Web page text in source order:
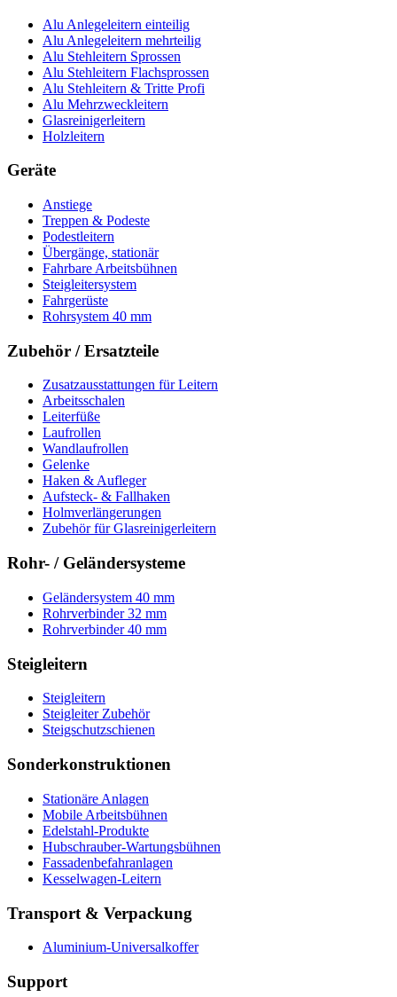
Alu Anlegeleitern einteilig
Alu Anlegeleitern mehrteilig
Alu Stehleitern Sprossen
Alu Stehleitern Flachsprossen
Alu Stehleitern & Tritte Profi
Alu Mehrzweckleitern
Glasreinigerleitern
Holzleitern
Geräte
Anstiege
Treppen & Podeste
Podestleitern
Übergänge, stationär
Fahrbare Arbeitsbühnen
Steigleitersystem
Fahrgerüste
Rohrsystem 40 mm
Zubehör / Ersatzteile
Zusatzausstattungen für Leitern
Arbeitsschalen
Leiterfüße
Laufrollen
Wandlaufrollen
Gelenke
Haken & Aufleger
Aufsteck- & Fallhaken
Holmverlängerungen
Zubehör für Glasreinigerleitern
Rohr- / Geländersysteme
Geländersystem 40 mm
Rohrverbinder 32 mm
Rohrverbinder 40 mm
Steigleitern
Steigleitern
Steigleiter Zubehör
Steigschutzschienen
Sonderkonstruktionen
Stationäre Anlagen
Mobile Arbeitsbühnen
Edelstahl-Produkte
Hubschrauber-Wartungsbühnen
Fassadenbefahranlagen
Kesselwagen-Leitern
Transport & Verpackung
Aluminium-Universalkoffer
Support